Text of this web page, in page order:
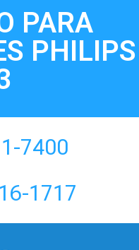
PARA
PHILIPS
7400
1717